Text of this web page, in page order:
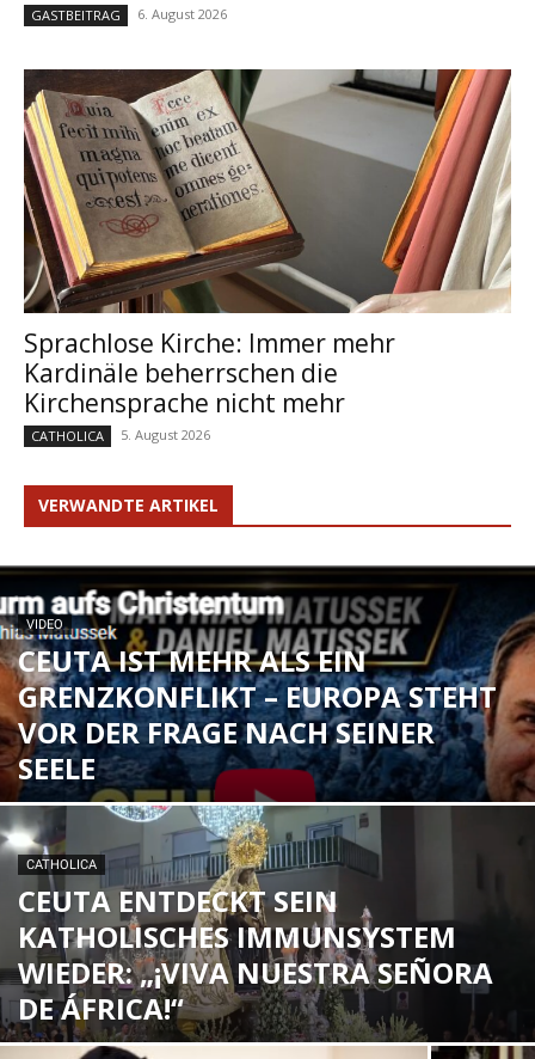
GASTBEITRAG 6. August 2026
Sprachlose Kirche: Immer mehr
Kardinäle beherrschen die
Kirchensprache nicht mehr
CATHOLICA 5. August 2026
VERWANDTE ARTIKEL
VIDEO
CEUTA IST MEHR ALS EIN
GRENZKONFLIKT – EUROPA STEHT
VOR DER FRAGE NACH SEINER
SEELE
CATHOLICA
CEUTA ENTDECKT SEIN
KATHOLISCHES IMMUNSYSTEM
WIEDER: „¡VIVA NUESTRA SEÑORA
DE ÁFRICA!“